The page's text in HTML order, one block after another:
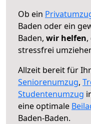
Ob ein
Baden oder ein
Baden, wir helfen
stressfrei
Allzeit bereit für
Seniorenumzug,
Studentenumzug
eine optimale
Baden-Baden.